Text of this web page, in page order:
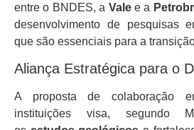
entre o BNDES, a Valee a
desenvolvimento de pesquisas
que são essenciais para a
Aliança Estratégica para o
A proposta de colaboração
instituições visa, segundo